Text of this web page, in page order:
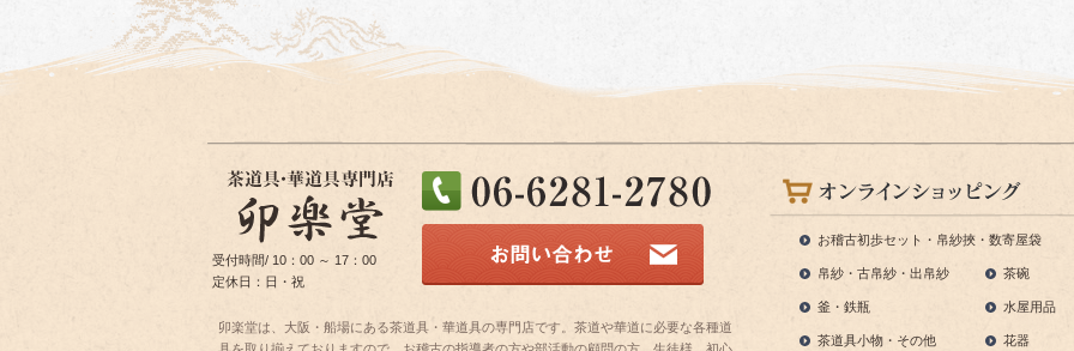
受付時間/ 10：00 ～ 17：00
定休日：日・祝
卯楽堂は、大阪・船場にある茶道具・華道具の専門店です。茶道や華道に必要な各種道
お稽古初歩セット・帛紗挾・数寄屋袋
帛紗・古帛紗・出帛紗 茶碗
釜・鉄瓶 水屋用品
茶道具小物・その他 花器